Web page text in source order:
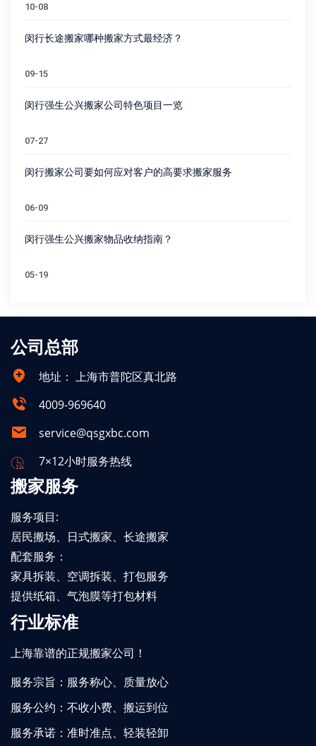
10-08
闵行长途搬家哪种搬家方式最经济？
09-15
闵行强生公兴搬家公司特色项目一览
07-27
闵行搬家公司要如何应对客户的高要求搬家服务
06-09
闵行强生公兴搬家物品收纳指南？
05-19
公司总部
地址： 上海市普陀区真北路
4009-969640
service@qsgxbc.com
7×12小时服务热线
搬家服务
服务项目:
居民搬场、日式搬家、长途搬家
配套服务：
家具拆装、空调拆装、打包服务
提供纸箱、气泡膜等打包材料
行业标准
上海靠谱的正规搬家公司！
服务宗旨：服务称心、质量放心
服务公约：不收小费、搬运到位
服务承诺：准时准点、轻装轻卸